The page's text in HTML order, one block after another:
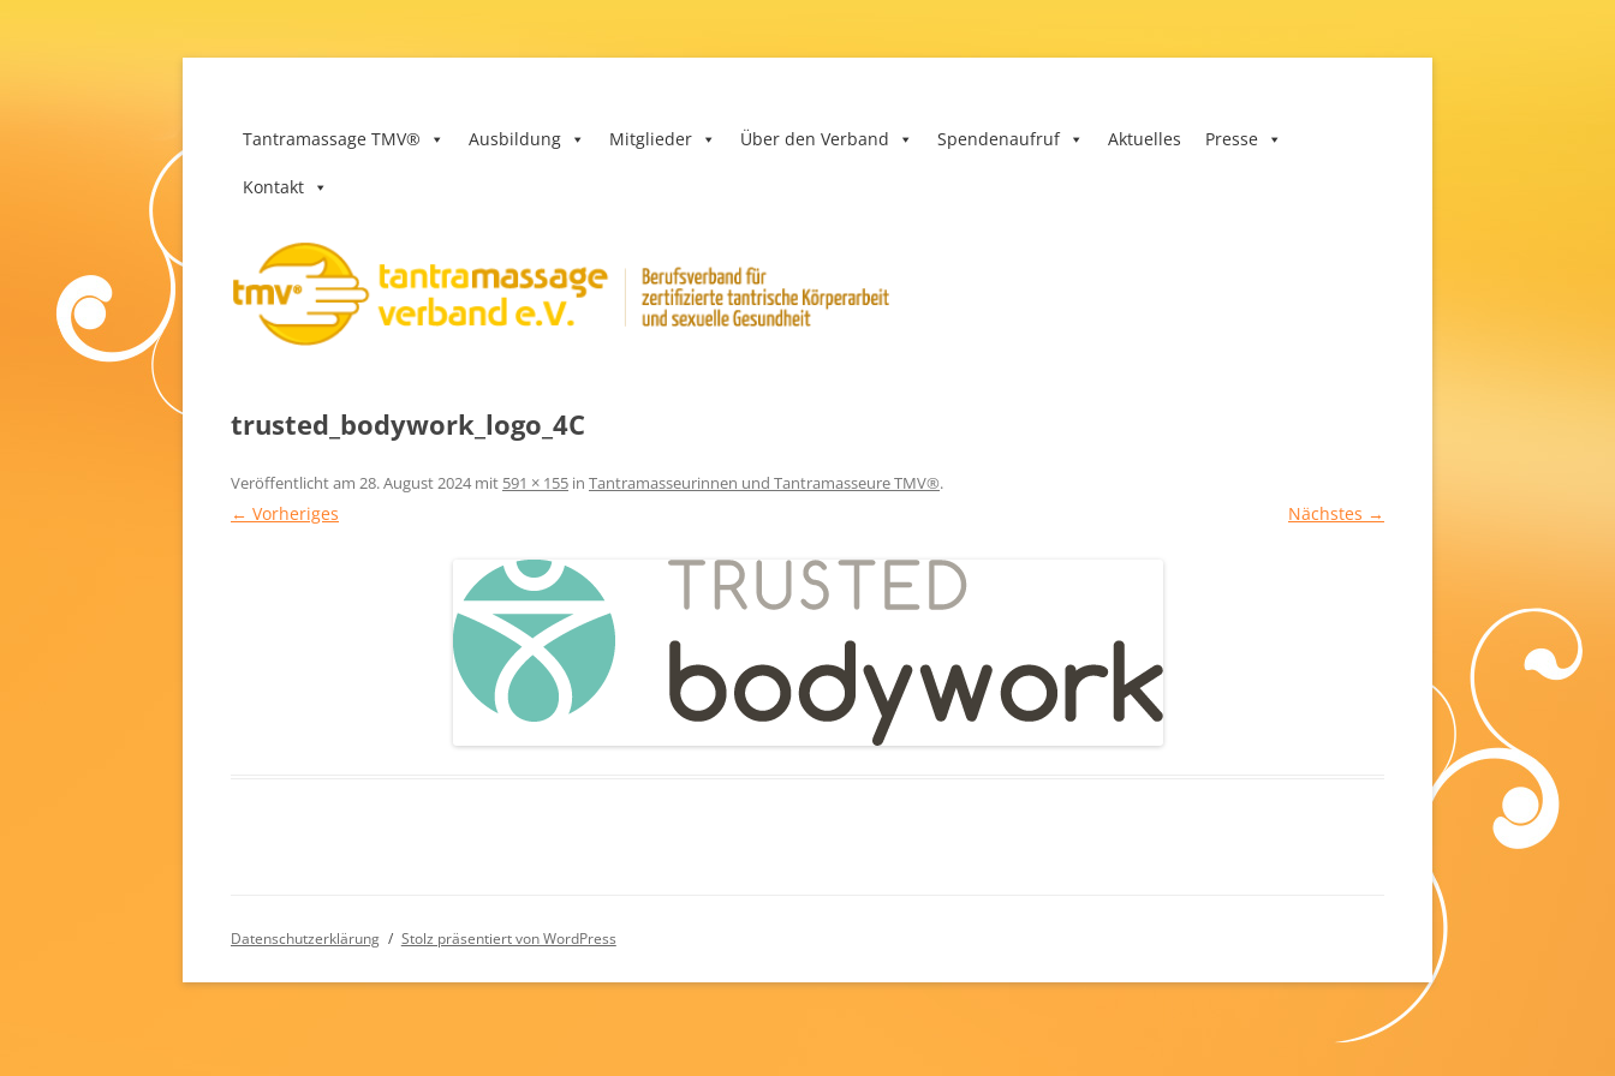
Zum
Tantramassage TMV® Ausbildung Mitglieder Über den Verband Spendenaufruf Aktuelles Presse
Kontakt
trusted_bodywork_logo_4C
Veröffentlicht am 28. August 2024mit 591 × 155 in Tantramasseurinnen und Tantramasseure TMV®.
← Vorheriges Nächstes →
Datenschutzerklärung Stolz präsentiert von WordPress